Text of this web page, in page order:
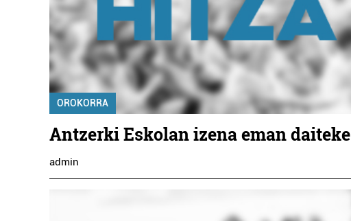
OROKORRA
Antzerki Eskolan izena eman daiteke
admin